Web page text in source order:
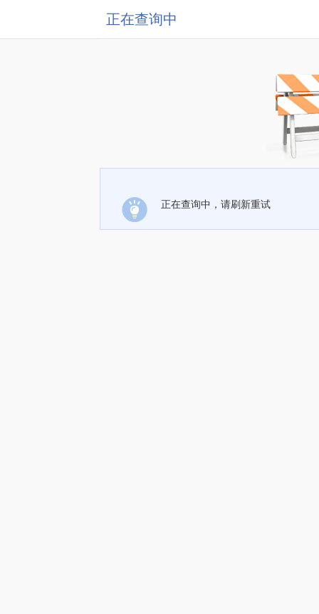
正在查询中
正在查询中，请刷新重试